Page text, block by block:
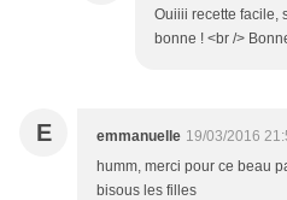
Ouiiii recette facile,
bonne ! <br />
E emmanuelle 19/03/2016
humm, merci pour ce beau
bisous les filles